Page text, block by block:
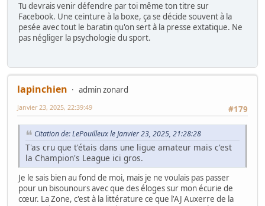
Tu devrais venir défendre par toi même ton titre sur
Facebook. Une ceinture à la boxe, ça se décide souvent à la
pesée avec tout le baratin qu'on sert à la presse extatique. Ne
pas négliger la psychologie du sport.
lapinchien
admin zonard
#179
Janvier 23, 2025, 22:39:49
Citation de: LePouilleux le Janvier 23, 2025, 21:28:28
T'as cru que t'étais dans une ligue amateur mais c'est
la Champion's League ici gros.
Je le sais bien au fond de moi, mais je ne voulais pas passer
pour un bisounours avec que des éloges sur mon écurie de
cœur. La Zone, c'est à la littérature ce que l'AJ Auxerre de la